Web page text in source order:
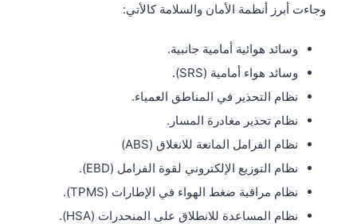
وجاءت أبرز أنظمة الأمان والسلامة كالأتي:
وسائد هوائية أمامية جانبية.
وسائد هواء أمامية (SRS).
نظام التحذير في المناطق العمياء.
نظام تحذير مغادرة المسار.
نظام الفرامل المانعة للانغلاق (ABS)
نظام التوزيع الإلكتروني لقوة الفرامل (EBD).
نظام مراقبة ضغط الهواء في الإطارات (TPMS).
نظام المساعدة للانطلاق على المنحدرات (HSA).